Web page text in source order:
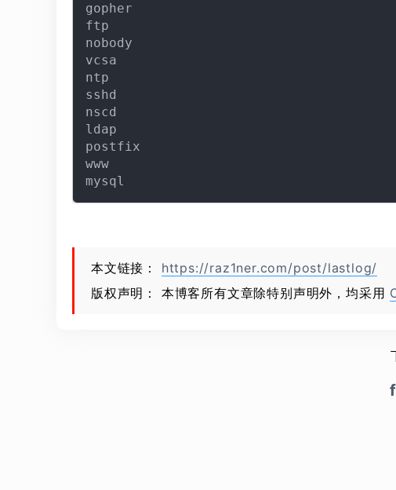
gopher
ftp
nobody
vcsa
ntp
sshd
nscd
ldap
postfix
www
本文链接： https://raz1ner.com/post/lastlog/
版权声明： 本博客所有文章除特别声明外，均采用